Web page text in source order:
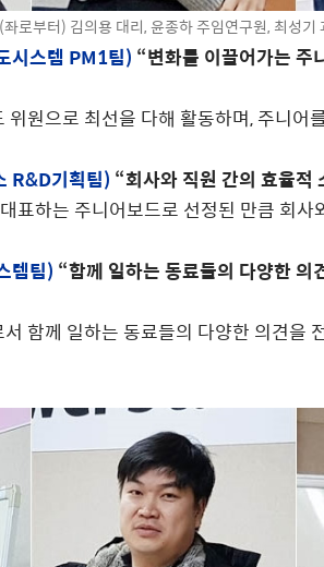
로부터) 김의용 대리, 윤종하 주임연구원, 최성기
시스템 PM1팀) “변화를 이끌어가는 주
원으로 최선을 다해 활동하며, 주니어
R&D기획팀) “회사와 직원 간의 효율적
표하는 주니어보드로 선정된 만큼 회사
템팀) “함께 일하는 동료들의 다양한 의
함께 일하는 동료들의 다양한 의견을